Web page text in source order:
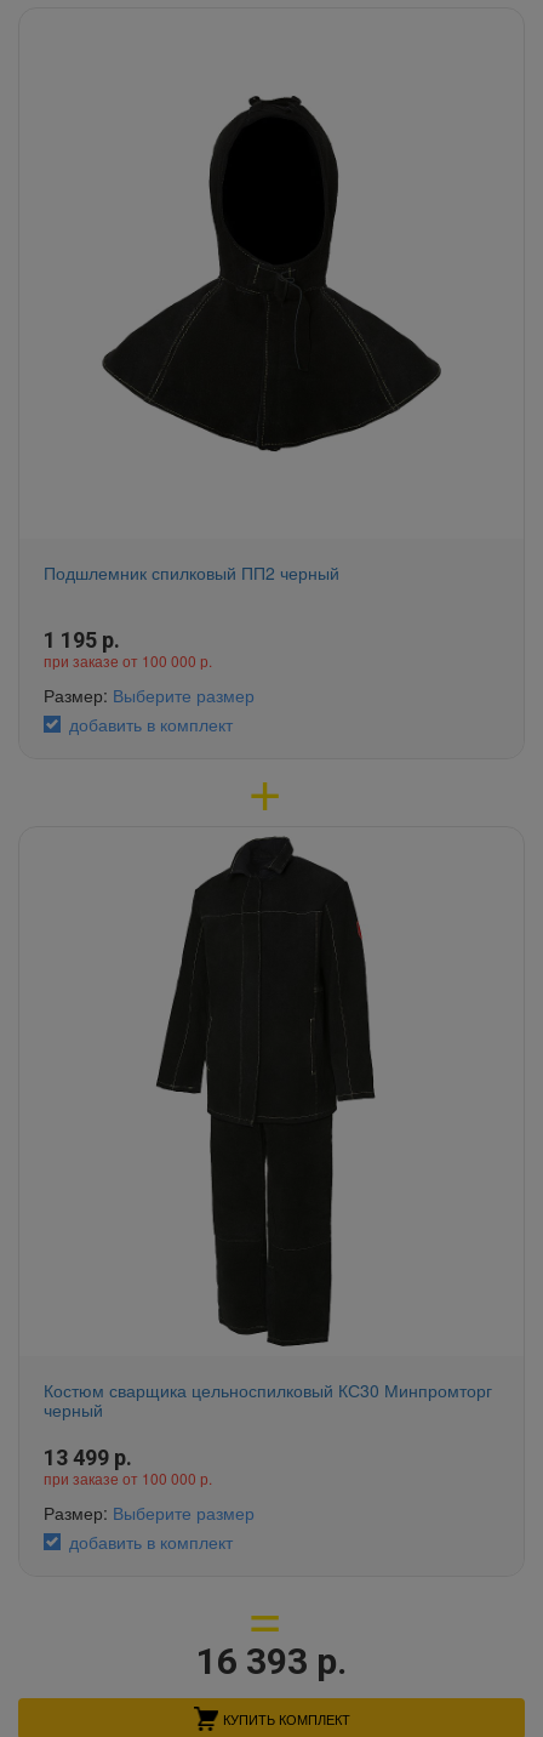
Подшлемник спилковый ПП2 черный
1 195 р.
при заказе от 100 000 р.
Размер: Выберите размер
добавить в комплект
Костюм сварщика цельноспилковый КС30 Минпромторг
черный
13 499 р.
при заказе от 100 000 р.
Размер: Выберите размер
добавить в комплект
16 393 р.
КУПИТЬ КОМПЛЕКТ